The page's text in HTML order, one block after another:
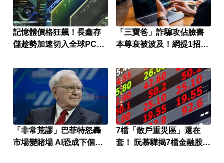
記憶體價格狂飆！長鑫存
儲趁勢加速切入全球PC市
「三寶爸」詐騙攻佔臉書
本尊衰被波及！網提1招超
「非常荒謬」巴菲特怒轟
市場變賭場 AI恐成下個泡
7檔「散戶重災區」還在
套！ 阮慕驊揭7檔金融股最